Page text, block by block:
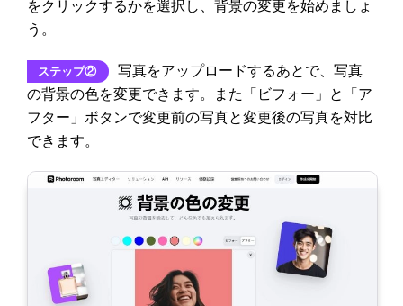
をクリックするかを選択し、背景の変更を始めましょ
う。
ステップ②
写真をアップロードするあとで、写真
の背景の色を変更できます。また「ビフォー」と「ア
フター」ボタンで変更前の写真と変更後の写真を対比
できます。